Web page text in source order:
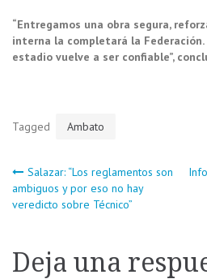
“Entregamos una obra segura,
interna la completará la
estadio vuelve a ser confiable”,
Tagged Ambato
Navegación
de
entradas
Salazar: “Los reglamentos son
ambiguos y por eso no hay
veredicto sobre Técnico”
Deja una